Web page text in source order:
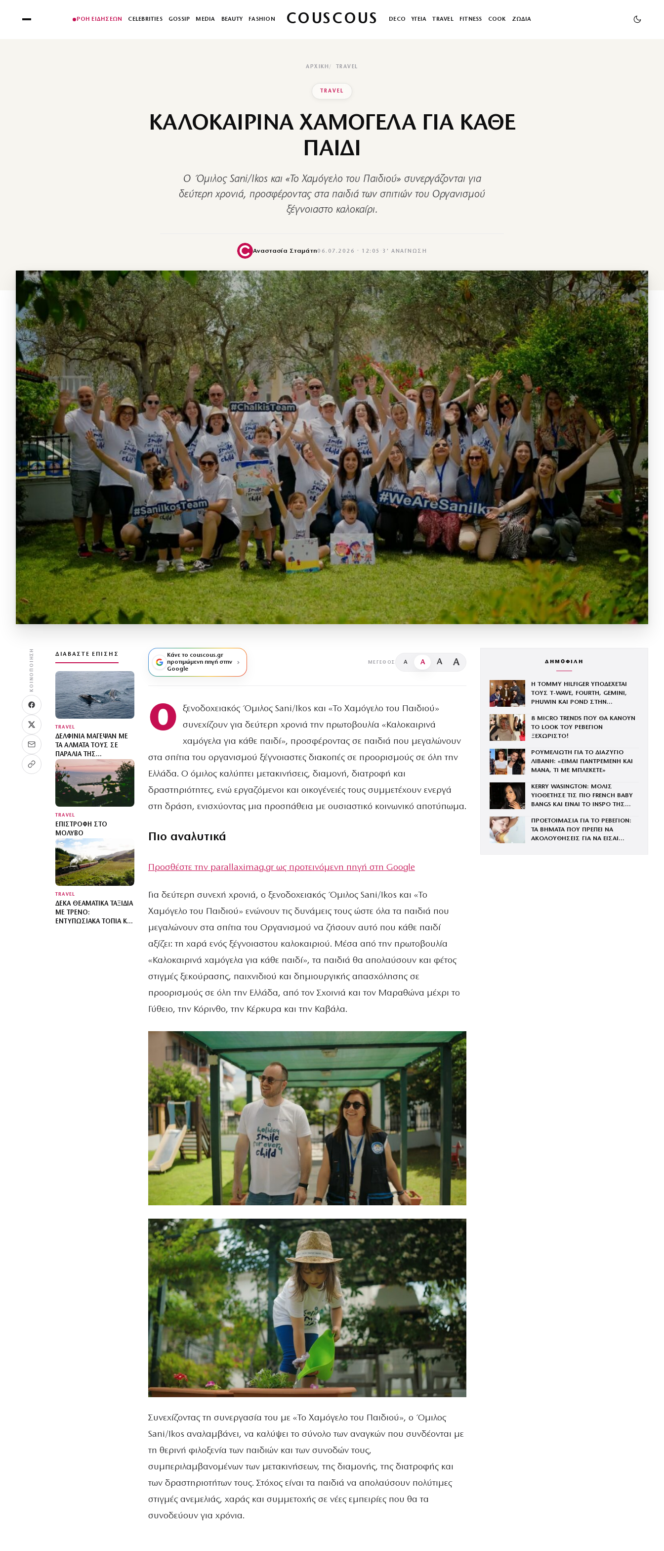
ΡΟΗ ΕΙΔΗΣΕΩΝ CELEBRITIES GOSSIP MEDIA BEAUTY FASHION COUSCOUS DECO ΥΓΕΙΑ TRAVEL FITNESS COOK ΖΩΔΙΑ
ΑΡΧΙΚΉ TRAVEL
TRAVEL
ΚΑΛΟΚΑΙΡΙΝΑ ΧΑΜΟΓΕΛΑ ΓΙΑ ΚΑΘΕ
ΠΑΙΔΙ
Ο Όμιλος Sani/Ikos και «Το Χαμόγελο του Παιδιού» συνεργάζονται για
δεύτερη χρονιά, προσφέροντας στα παιδιά των σπιτιών του Οργανισμού
ξέγνοιαστο καλοκαίρι.
Αναστασία Σταμάτη06.07.2026 · 12:05 · 3′ ΑΝΆΓΝΩΣΗ
ΚΟΙΝΟΠΟΊΗΣΗ ΔΙΑΒΆΣΤΕ ΕΠΊΣΗΣ
TRAVEL
ΔΕΛΦΊΝΙΑ ΜΆΓΕΨΑΝ ΜΕ
ΤΑ ΆΛΜΑΤΆ ΤΟΥΣ ΣΕ
ΠΑΡΑΛΊΑ ΤΗΣ
ΧΑΛΚΙΔΙΚΉΣ: ΒΊΝΤΕΟ
TRAVEL
ΕΠΙΣΤΡΟΦΉ ΣΤΟ
ΜΌΛΥΒΟ
TRAVEL
ΔΈΚΑ ΘΕΑΜΑΤΙΚΆ ΤΑΞΊΔΙΑ
ΜΕ ΤΡΈΝΟ:
ΕΝΤΥΠΩΣΙΑΚΆ ΤΟΠΊΑ ΚΑΙ
Κάνε το couscous.gr
προτιμώμενη πηγή στην
Google
ΜΈΓΕΘΟΣ A A A A
Ο
ξενοδοχειακός Όμιλος Sani/Ikos και «Το Χαμόγελο του Παιδιού»
συνεχίζουν για δεύτερη χρονιά την πρωτοβουλία «Καλοκαιρινά
χαμόγελα για κάθε παιδί», προσφέροντας σε παιδιά που μεγαλώνουν
στα σπίτια του οργανισμού ξέγνοιαστες διακοπές σε προορισμούς σε όλη την
Ελλάδα. Ο όμιλος καλύπτει μετακινήσεις, διαμονή, διατροφή και
δραστηριότητες, ενώ εργαζόμενοι και οικογένειές τους συμμετέχουν ενεργά
στη δράση, ενισχύοντας μια προσπάθεια με ουσιαστικό κοινωνικό αποτύπωμα.
Πιο αναλυτικά
Προσθέστε την parallaximag.gr ως προτεινόμενη πηγή στη Google
Για δεύτερη συνεχή χρονιά, ο ξενοδοχειακός Όμιλος Sani/Ikos και «Το
Χαμόγελο του Παιδιού» ενώνουν τις δυνάμεις τους ώστε όλα τα παιδιά που
μεγαλώνουν στα σπίτια του Οργανισμού να ζήσουν αυτό που κάθε παιδί
αξίζει: τη χαρά ενός ξέγνοιαστου καλοκαιριού. Μέσα από την πρωτοβουλία
«Καλοκαιρινά χαμόγελα για κάθε παιδί», τα παιδιά θα απολαύσουν και φέτος
στιγμές ξεκούρασης, παιχνιδιού και δημιουργικής απασχόλησης σε
προορισμούς σε όλη την Ελλάδα, από τον Σχοινιά και τον Μαραθώνα μέχρι το
Γύθειο, την Κόρινθο, την Κέρκυρα και την Καβάλα.
Συνεχίζοντας τη συνεργασία του με «Το Χαμόγελο του Παιδιού», ο Όμιλος
Sani/Ikos αναλαμβάνει, να καλύψει το σύνολο των αναγκών που συνδέονται με
τη θερινή φιλοξενία των παιδιών και των συνοδών τους,
συμπεριλαμβανομένων των μετακινήσεων, της διαμονής, της διατροφής και
των δραστηριοτήτων τους. Στόχος είναι τα παιδιά να απολαύσουν πολύτιμες
στιγμές ανεμελιάς, χαράς και συμμετοχής σε νέες εμπειρίες που θα τα
συνοδεύουν για χρόνια.
ΔΗΜΟΦΙΛΗ
Η TOMMY HILFIGER ΥΠΟΔΕΧΕΤΑΙ
ΤΟΥΣ Τ-WAVE, FOURTH, GEMINI,
PHUWIN ΚΑΙ POND ΣΤΗΝ
8 MICRO TRENDS ΠΟΥ ΘΑ ΚΑΝΟΥΝ
ΤΟ LOOK ΤΟΥ ΡΕΒΕΓΙΟΝ
ΞΕΧΩΡΙΣΤΟ!
ΡΟΥΜΕΛΙΩΤΗ ΓΙΑ ΤΟ ΔΙΑΖΥΓΙΟ
ΛΙΒΑΝΗ: «ΕΙΜΑΙ ΠΑΝΤΡΕΜΕΝΗ ΚΑΙ
ΜΑΝΑ, ΤΙ ΜΕ ΜΠΛΕΚΕΤΕ»
KERRY WASINGTON: ΜΟΛΙΣ
ΥΙΟΘΕΤΗΣΕ ΤΙΣ ΠΙΟ FRENCH BABY
BANGS ΚΑΙ ΕΙΝΑΙ ΤΟ INSPO ΤΗΣ
ΠΡΟΕΤΟΙΜΑΣΙΑ ΓΙΑ ΤΟ ΡΕΒΕΓΙΟΝ:
ΤΑ ΒΗΜΑΤΑ ΠΟΥ ΠΡΕΠΕΙ ΝΑ
ΑΚΟΛΟΥΘΗΣΕΙΣ ΓΙΑ ΝΑ ΕΙΣΑΙ